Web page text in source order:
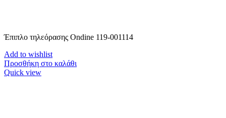
Έπιπλο τηλεόρασης Ondine 119-001114
Add to wishlist
Προσθήκη στο καλάθι
Quick view